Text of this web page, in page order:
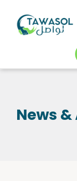
News